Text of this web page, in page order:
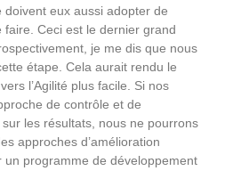
eux aussi adopter de
faire. Ceci est le dernier grand
je me dis que nous
étape. Cela aurait rendu le
l’Agilité plus facile. Si nos
de contrôle et de
les résultats, nous ne pourrons
approches d’amélioration
programme de développement